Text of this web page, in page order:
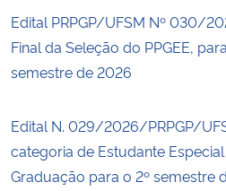
Edital PRPGP/UFSM Nº 030/
Final da Seleção do PPGEE,
semestre de 2026
Edital N. 029/2026/PRPGP/
categoria de Estudante
Graduação para o 2º semestre